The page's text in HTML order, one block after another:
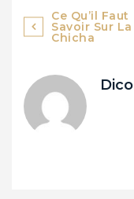
Navigation
de
Ce Qu’il Faut
Savoir Sur La
Chicha
Dico